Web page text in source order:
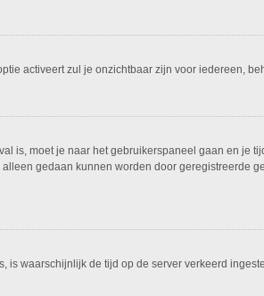
activeert zul je onzichtbaar zijn voor iedereen,
is, moet je naar het gebruikerspaneel gaan en je
gedaan kunnen worden door geregistreerde
waarschijnlijk de tijd op de server verkeerd